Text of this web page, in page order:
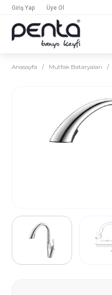
Giriş Yap Üye Ol
Anasayfa / Mutfak Bataryaları /